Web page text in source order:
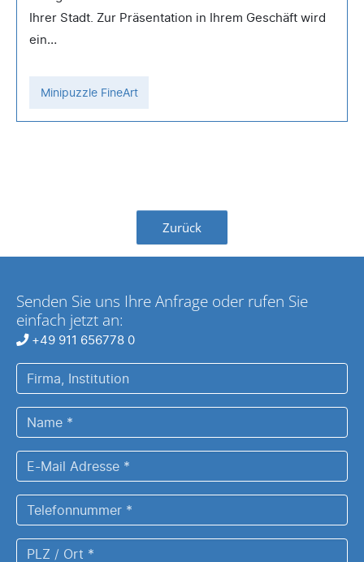
Ihrer Stadt. Zur Präsentation in Ihrem Geschäft wird
ein…
Minipuzzle FineArt
Zurück
Senden Sie uns Ihre Anfrage oder rufen Sie
einfach jetzt an:
+49 911 656778 0
Firma,
Institution
Name
*
E-
Mail
Adresse
*
Telefonnummer
*
PLZ